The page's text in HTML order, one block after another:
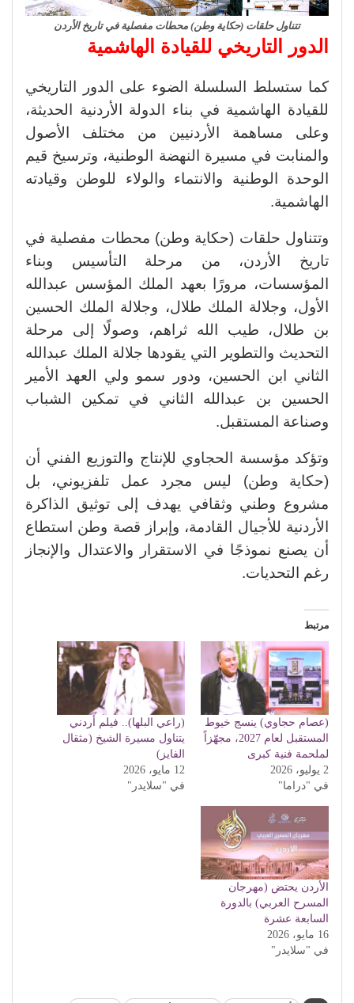
تتناول حلقات (حكاية وطن) محطات مفصلية في تاريخ الأردن
الدور التاريخي للقيادة الهاشمية
كما ستسلط السلسلة الضوء على الدور التاريخي
للقيادة الهاشمية في بناء الدولة الأردنية الحديثة،
وعلى مساهمة الأردنيين من مختلف الأصول
والمنابت في مسيرة النهضة الوطنية، وترسيخ قيم
الوحدة الوطنية والانتماء والولاء للوطن وقيادته
الهاشمية.
وتتناول حلقات (حكاية وطن) محطات مفصلية في
تاريخ الأردن، من مرحلة التأسيس وبناء
المؤسسات، مرورًا بعهد الملك المؤسس عبدالله
الأول، وجلالة الملك طلال، وجلالة الملك الحسين
بن طلال، طيب الله ثراهم، وصولًا إلى مرحلة
التحديث والتطوير التي يقودها جلالة الملك عبدالله
الثاني ابن الحسين، ودور سمو ولي العهد الأمير
الحسين بن عبدالله الثاني في تمكين الشباب
وصناعة المستقبل.
وتؤكد مؤسسة الحجاوي للإنتاج والتوزيع الفني أن
(حكاية وطن) ليس مجرد عمل تلفزيوني، بل
مشروع وطني وثقافي يهدف إلى توثيق الذاكرة
الأردنية للأجيال القادمة، وإبراز قصة وطن استطاع
أن يصنع نموذجًا في الاستقرار والاعتدال والإنجاز
رغم التحديات.
مرتبط
(عصام حجاوي) ينسج خيوط
المستقبل لعام 2027، مجهّزاً
لملحمة فنية كبرى
2 يوليو، 2026
في "دراما"
(راعي البلها).. فيلم أردني
يتناول مسيرة الشيخ (مثقال
الفايز)
12 مايو، 2026
في "سلايدر"
الأردن يحتض (مهرجان
المسرح العربي) بالدورة
السابعة عشرة
16 مايو، 2026
في "سلايدر"